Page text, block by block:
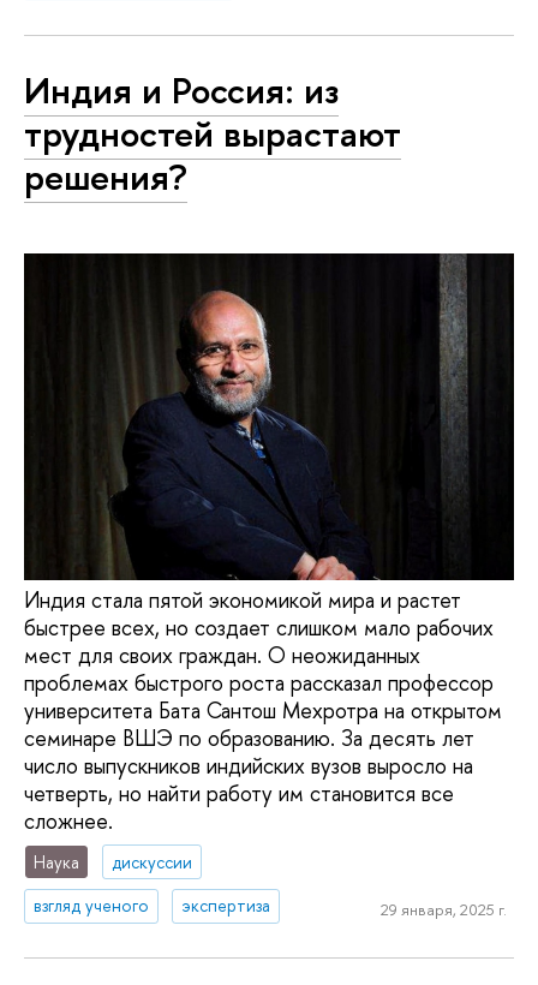
Индия и Россия: из
трудностей вырастают
решения?
Индия стала пятой экономикой мира и растет
быстрее всех, но создает слишком мало рабочих
мест для своих граждан. О неожиданных
проблемах быстрого роста рассказал профессор
университета Бата Сантош Мехротра на открытом
семинаре ВШЭ по образованию. За десять лет
число выпускников индийских вузов выросло на
четверть, но найти работу им становится все
сложнее.
Наука
дискуссии
взгляд ученого
экспертиза 29 января, 2025 г.